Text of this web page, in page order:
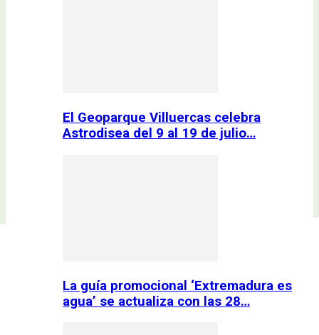
El Geoparque Villuercas celebra
Astrodisea del 9 al 19 de julio…
La guía promocional ‘Extremadura es
agua’ se actualiza con las 28…